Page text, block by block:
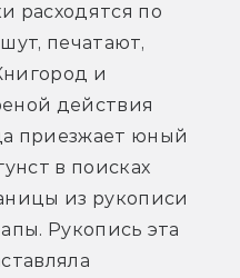
расходятся по
печатают,
и
действия
приезжает юный
в поисках
из рукописи
Рукопись эта